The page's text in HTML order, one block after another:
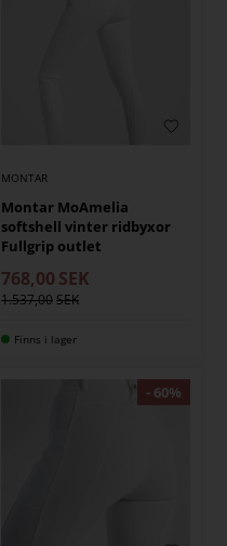
MONTAR
Montar MoAmelia
softshell vinter ridbyxor
Fullgrip outlet
768,00 SEK
1.537,00
Finns i lager